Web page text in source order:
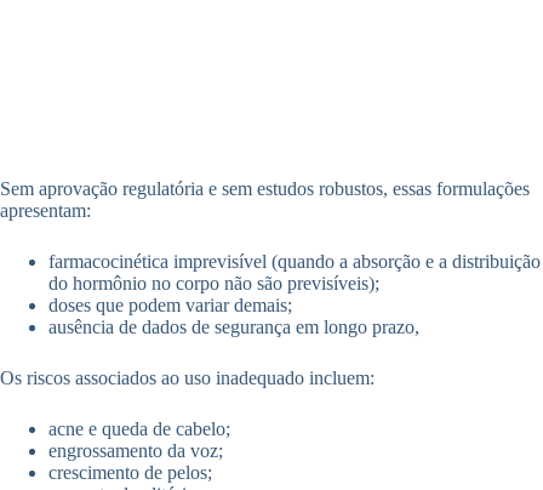
Sem aprovação regulatória e sem estudos robustos, essas formulações
apresentam:
farmacocinética imprevisível (quando a absorção e a distribuição
do hormônio no corpo não são previsíveis);
doses que podem variar demais;
ausência de dados de segurança em longo prazo,
Os riscos associados ao uso inadequado incluem:
acne e queda de cabelo;
engrossamento da voz;
crescimento de pelos;